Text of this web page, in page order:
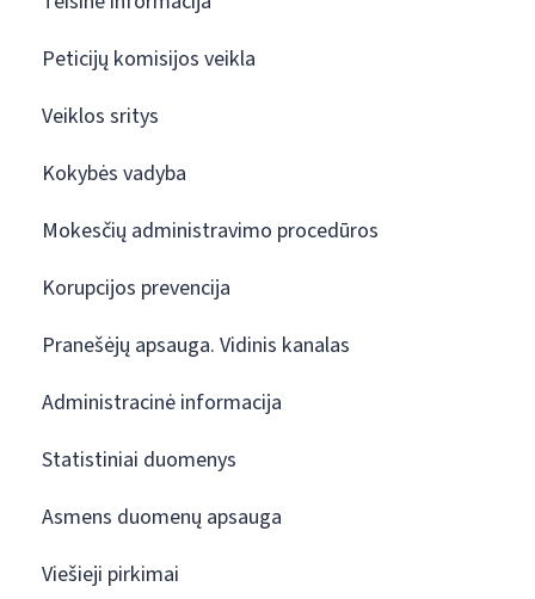
Peticijų komisijos veikla
Veiklos sritys
Kokybės vadyba
Mokesčių administravimo procedūros
Korupcijos prevencija
Pranešėjų apsauga. Vidinis kanalas
Administracinė informacija
Statistiniai duomenys
Asmens duomenų apsauga
Viešieji pirkimai